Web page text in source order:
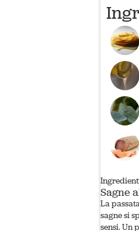
Sagne
La
sagne si
sensi. Un